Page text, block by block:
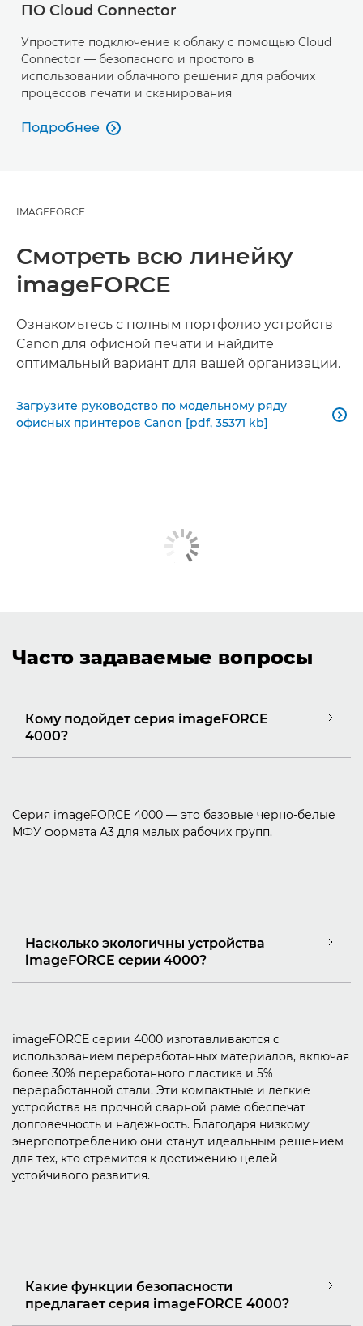
ПО Cloud Connector
Упростите подключение к облаку с помощью Cloud
Connector — безопасного и простого в
использовании облачного решения для рабочих
процессов печати и сканирования
Подробнее
Подробнее

IMAGEFORCE
Смотреть всю линейку
imageFORCE
Ознакомьтесь с полным портфолио устройств
Canon для офисной печати и найдите
оптимальный вариант для вашей организации.
Загрузите руководство по модельному ряду
офисных принтеров Canon [pdf, 35371 kb]

Часто задаваемые вопросы
Кому подойдет серия imageFORCE
4000?
Серия imageFORCE 4000 — это базовые черно-белые
МФУ формата A3 для малых рабочих групп.
Насколько экологичны устройства
imageFORCE серии 4000?
imageFORCE серии 4000 изготавливаются с
использованием переработанных материалов, включая
более 30% переработанного пластика и 5%
переработанной стали. Эти компактные и легкие
устройства на прочной сварной раме обеспечат
долговечность и надежность. Благодаря низкому
энергопотреблению они станут идеальным решением
для тех, кто стремится к достижению целей
устойчивого развития.
Какие функции безопасности
предлагает серия imageFORCE 4000?